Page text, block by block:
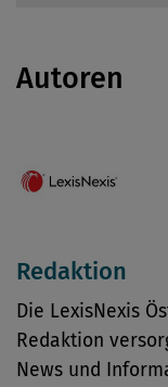
Autoren
Redaktion
Die LexisNexis
Redaktion
News und